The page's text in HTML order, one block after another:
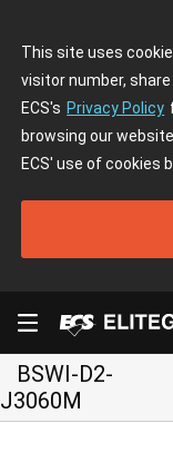
This site uses
visitor number,
ECS's Privacy Policy
browsing our
ECS' use of cookies
BSWI-D2-
J3060M